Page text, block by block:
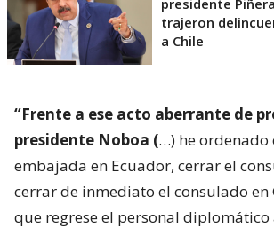
trajeron
a Chile
“Frente a ese acto aberrante de
presidente Noboa (…) he ordenado
embajada en Ecuador, cerrar el
cerrar de inmediato el consulado
que regrese el personal diplomático